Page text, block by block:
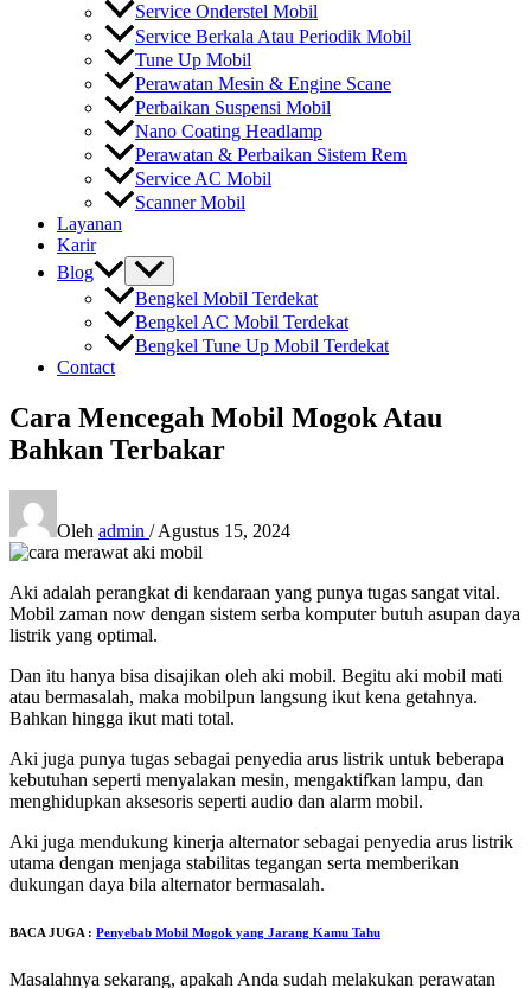
Service Onderstel Mobil
Service Berkala Atau Periodik Mobil
Tune Up Mobil
Perawatan Mesin & Engine Scane
Perbaikan Suspensi Mobil
Nano Coating Headlamp
Perawatan & Perbaikan Sistem Rem
Service AC Mobil
Scanner Mobil
Layanan
Karir
Blog
Bengkel Mobil Terdekat
Bengkel AC Mobil Terdekat
Bengkel Tune Up Mobil Terdekat
Contact
Cara Mencegah Mobil Mogok Atau
Bahkan Terbakar
Oleh admin /Agustus 15, 2024
Aki adalah perangkat di kendaraan yang punya tugas sangat vital.
Mobil zaman now dengan sistem serba komputer butuh asupan daya
listrik yang optimal.
Dan itu hanya bisa disajikan oleh aki mobil. Begitu aki mobil mati
atau bermasalah, maka mobilpun langsung ikut kena getahnya.
Bahkan hingga ikut mati total.
Aki juga punya tugas sebagai penyedia arus listrik untuk beberapa
kebutuhan seperti menyalakan mesin, mengaktifkan lampu, dan
menghidupkan aksesoris seperti audio dan alarm mobil.
Aki juga mendukung kinerja alternator sebagai penyedia arus listrik
utama dengan menjaga stabilitas tegangan serta memberikan
dukungan daya bila alternator bermasalah.
BACA JUGA : Penyebab Mobil Mogok yang Jarang Kamu Tahu
Masalahnya sekarang, apakah Anda sudah melakukan perawatan